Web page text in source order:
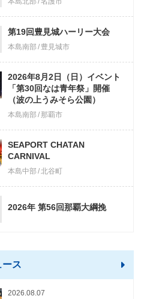
第19回豊見城ハーリー大会
本島南部 豊見城市
2026年8月2日（日）イベント
「第30回なは青年祭」開催
（波の上うみそら公園）
本島南部 那覇市
SEAPORT CHATAN
CARNIVAL
本島中部 北谷町
2026年 第56回那覇大綱挽
ース
2026.08.07